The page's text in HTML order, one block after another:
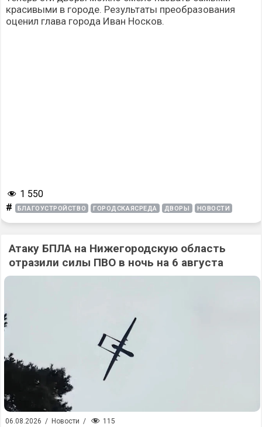
красивыми в городе. Результаты преобразования
оценил глава города Иван Носков.
1 550
# БЛАГОУСТРОЙСТВО ГОРОДСКАЯСРЕДА ДВОРЫ НОВОСТИ
Атаку БПЛА на Нижегородскую область
отразили силы ПВО в ночь на 6 августа
06.08.2026 / Новости / 115